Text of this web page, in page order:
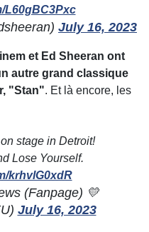
L60gBC3Pxc
July 16, 2023
et Ed Sheeran ont
autre grand classique
"Stan". Et là encore, les
stage in Detroit!
Lose Yourself.
krhvlG0xdR
(Fanpage) 💛
July 16, 2023